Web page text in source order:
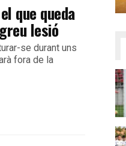
que queda
lesió
se durant uns
fora de la